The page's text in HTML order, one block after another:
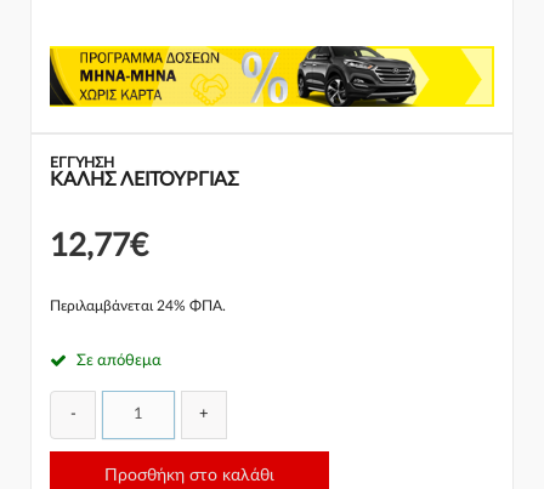
ΕΓΓΎΗΣΗ
ΚΑΛΗΣ ΛΕΙΤΟΥΡΓΙΑΣ
12,77€
Περιλαμβάνεται 24% ΦΠΑ.
Σε απόθεμα
- +
Προσθήκη στο καλάθι